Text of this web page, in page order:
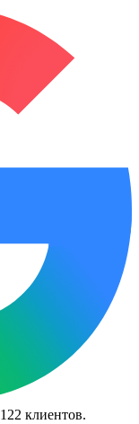
122 клиентов.